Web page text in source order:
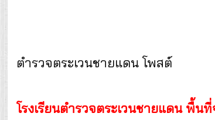
ตำรวจตระเวนชายแดน โพสต์
โรงเรียนตำรวจตระเวนชายแดน พื้